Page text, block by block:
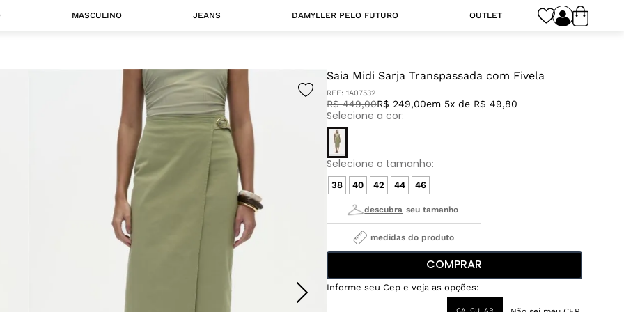
MASCULINO JEANS DAMYLLER PELO FUTURO OUTLET
Saia Midi Sarja Transpassada com Fivela
REF: 1A07532
R$ 449,00R$ 249,00em 5x de R$ 49,80
38 40 42 44 46
medidas do produto
COMPRAR